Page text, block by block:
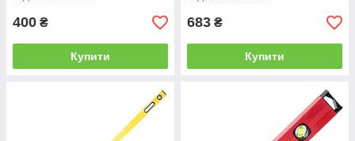
400 ₴
Купити
683 ₴
Купити